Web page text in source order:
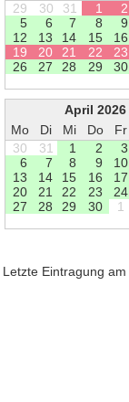
29
30 31 1 2
5
6 7 8 9
1 2 13 14 15 16
19 20 21 22 23
26 27 28 29 30
April 2026
Mo
Di Mi Do Fr
30
31 1 2 3
6
7 8 9 10
13 14 15 16 17
20 21 22 23 24
27 28 29 30 1
Letzte Eintragung